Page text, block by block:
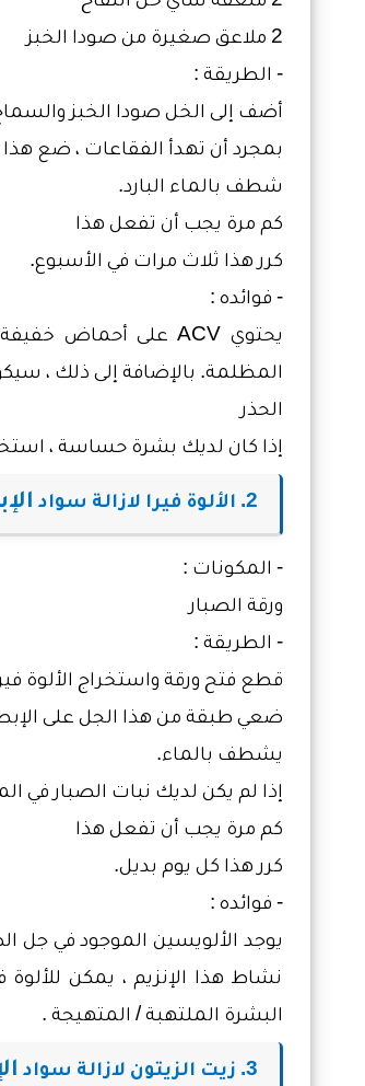
2 ملاعق صغيرة من صودا الخبز
- الطريقة :
أضف إلى الخل صودا الخبز
بمجرد أن تهدأ الفقاعات ، ضع
شطف بالماء البارد.
كم مرة يجب أن تفعل هذا
كرر هذا ثلاث مرات في الأسبوع.
- فوائده :
يحتوي ACV على أحماض خفيفة
المظلمة. بالإضافة إلى ذلك ،
الحذر
إذا كان لديك بشرة حساسة ،
2. الألوة فيرا لازالة سواد
- المكونات :
ورقة الصبار
- الطريقة :
قطع فتح ورقة واستخراج الألوة
ضعي طبقة من هذا الجل على الإبطين
يشطف بالماء.
إذا لم يكن لديك نبات الصبار في
كم مرة يجب أن تفعل هذا
كرر هذا كل يوم بديل.
- فوائده :
يوجد الألويسين الموجود في جل
نشاط هذا الإنزيم ، يمكن
البشرة الملتهبة / المتهيجة .
3. زيت الزيتون لازالة سواد